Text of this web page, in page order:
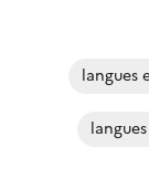
langues